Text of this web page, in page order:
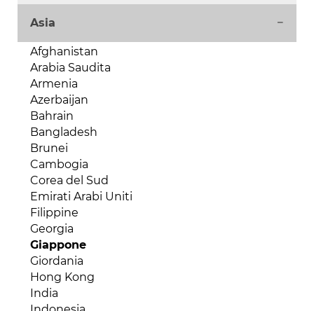
Benin
Burkina Faso
Burundi
Camerun
Capo Verde
Ciad
Comore
Costa d'Avorio
Egitto
Eritrea
Etiopia
Gabon
Gambia
Ghana
Gibuti
Guinea Bissau
Guinea Conakry
Guinea Equatoriale
Kenya
Argentina
Bahamas
Barbados
Belize
Bermuda
Bolivia
Brasile
Canada
Cile
Colombia
Costa Rica
Cuba
Dipartimenti d'oltremare
Ecuador
El Salvador
Giamaica
Guyana
Haiti
Asia
Afghanistan
Arabia Saudita
Armenia
Azerbaijan
Bahrain
Bangladesh
Brunei
Cambogia
Corea del Sud
Emirati Arabi Uniti
Filippine
Georgia
Giappone
Giordania
Hong Kong
India